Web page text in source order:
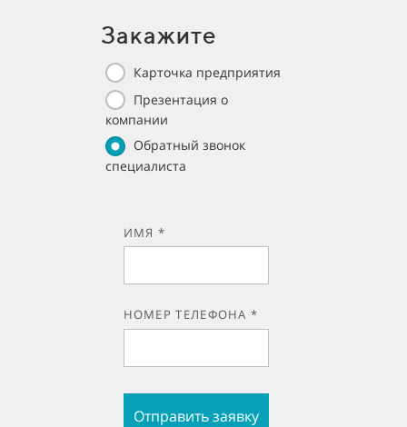
Закажите
Карточка предприятия
Презентация о
компании
Обратный звонок
специалиста
ИМЯ *
НОМЕР ТЕЛЕФОНА *
Отправить заявку